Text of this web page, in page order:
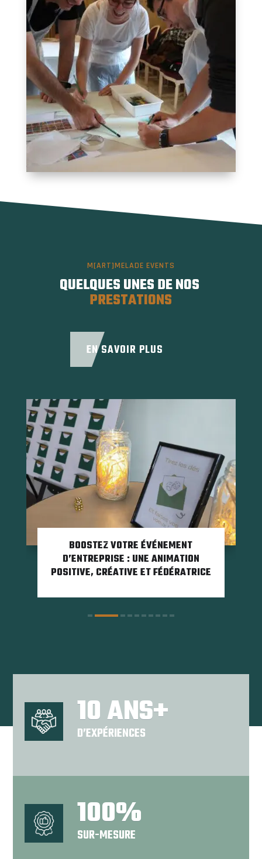
M[ART]MELADE EVENTS
QUELQUES UNES DE NOS
PRESTATIONS
EN SAVOIR PLUS
BOOSTEZ VOTRE ÉVÉNEMENT
D’ENTREPRISE : UNE ANIMATION
POSITIVE, CRÉATIVE ET FÉDÉRATRICE
10 ANS+
D’EXPÉRIENCES
100%
SUR-MESURE